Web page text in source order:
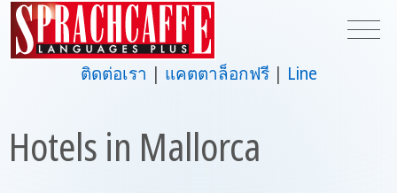
ติดต่อเรา แคตตาล็อกฟรี Line
Hotels in Mallorca